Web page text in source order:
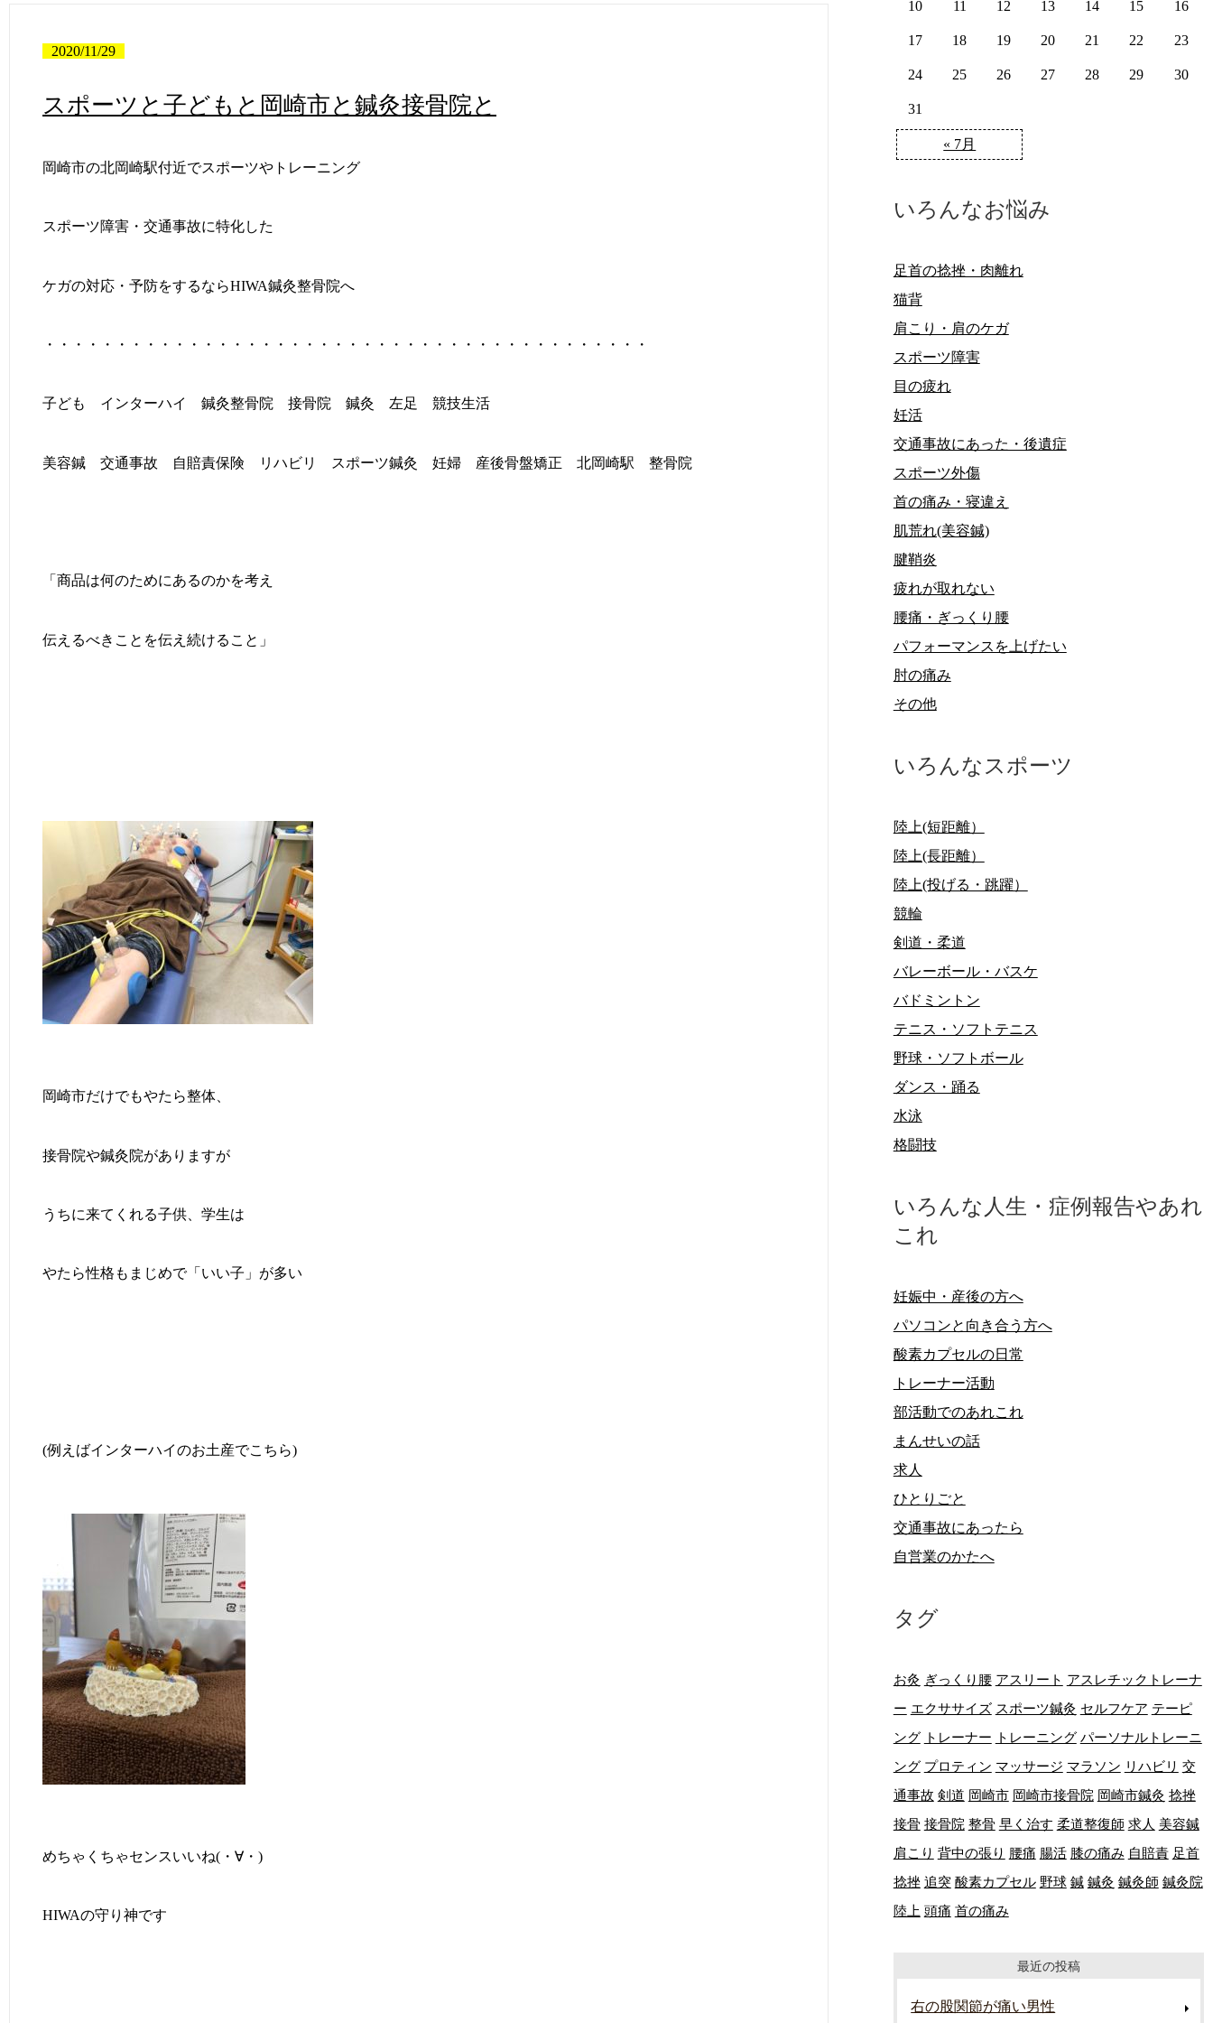
2020/11/29
スポーツと子どもと岡崎市と鍼灸接骨院と
岡崎市の北岡崎駅付近でスポーツやトレーニング
スポーツ障害・交通事故に特化した
ケガの対応・予防をするならHIWA鍼灸整骨院へ
・・・・・・・・・・・・・・・・・・・・・・・・・・・・・・・・・・・・・・・・・・
子ども インターハイ 鍼灸整骨院 接骨院 鍼灸 左足 競技生活
美容鍼 交通事故 自賠責保険 リハビリ スポーツ鍼灸 妊婦 産後骨盤矯正 北岡崎駅 整骨院
「商品は何のためにあるのかを考え
伝えるべきことを伝え続けること」
岡崎市だけでもやたら整体、
接骨院や鍼灸院がありますが
うちに来てくれる子供、学生は
やたら性格もまじめで「いい子」が多い
(例えばインターハイのお土産でこちら)
めちゃくちゃセンスいいね(・∀・)
HIWAの守り神です
« 7月
10 11 12 13 14 15 16
17 18 19 20 21 22 23
24 25 26 27 28 29 30
31
いろんなお悩み
足首の捻挫・肉離れ
猫背
肩こり・肩のケガ
スポーツ障害
目の疲れ
妊活
交通事故にあった・後遺症
スポーツ外傷
首の痛み・寝違え
肌荒れ(美容鍼)
腱鞘炎
疲れが取れない
腰痛・ぎっくり腰
パフォーマンスを上げたい
肘の痛み
その他
いろんなスポーツ
陸上(短距離）
陸上(長距離）
陸上(投げる・跳躍）
競輪
剣道・柔道
バレーボール・バスケ
バドミントン
テニス・ソフトテニス
野球・ソフトボール
ダンス・踊る
水泳
格闘技
いろんな人生・症例報告やあれ
これ
妊娠中・産後の方へ
パソコンと向き合う方へ
酸素カプセルの日常
トレーナー活動
部活動でのあれこれ
まんせいの話
求人
ひとりごと
交通事故にあったら
自営業のかたへ
タグ
お灸 ぎっくり腰 アスリート アスレチックトレーナ
ー エクササイズ スポーツ鍼灸 セルフケア テーピ
ング トレーナー トレーニング パーソナルトレーニ
ング プロティン マッサージ マラソン リハビリ 交
通事故 剣道 岡崎市 岡崎市接骨院 岡崎市鍼灸 捻挫
接骨 接骨院 整骨 早く治す 柔道整復師 求人 美容鍼
肩こり 背中の張り 腰痛 腸活 膝の痛み 自賠責 足首
捻挫 追突 酸素カプセル 野球 鍼 鍼灸 鍼灸師 鍼灸院
陸上 頭痛 首の痛み
最近の投稿
右の股関節が痛い男性